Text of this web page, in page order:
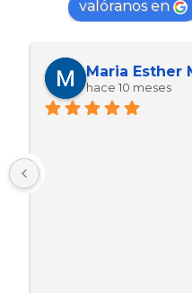
valóranos en
Maria Esther
hace 10 meses